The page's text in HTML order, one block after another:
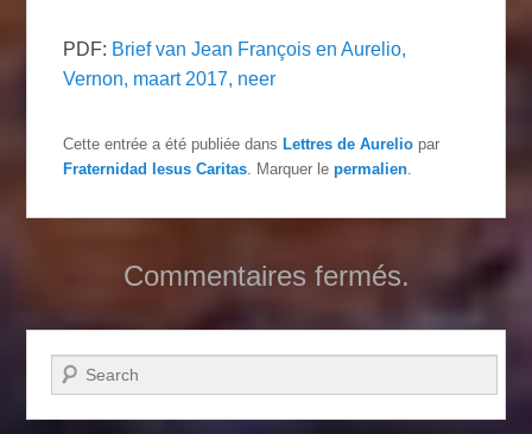
PDF: Brief van Jean François en Aurelio,
Vernon, maart 2017, neer
Cette entrée a été publiée dans Lettres de Aurelio par
Fraternidad Iesus Caritas. Marquer lepermalien.
Commentaires fermés.
Recherche